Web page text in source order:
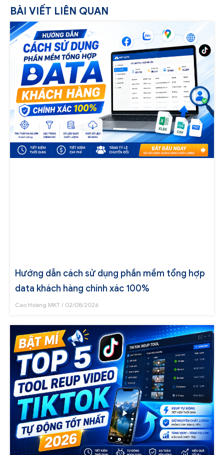
BÀI VIẾT LIÊN QUAN
Hướng dẫn cách sử dụng phần mềm tổng hợp
data khách hàng chính xác 100%
Cao Hoàng MKT 02/08/2026